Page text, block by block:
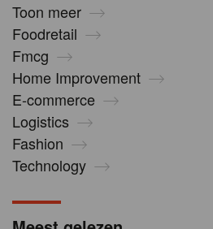
Toon meer
Foodretail
Fmcg
Home Improvement
E-commerce
Logistics
Fashion
Technology